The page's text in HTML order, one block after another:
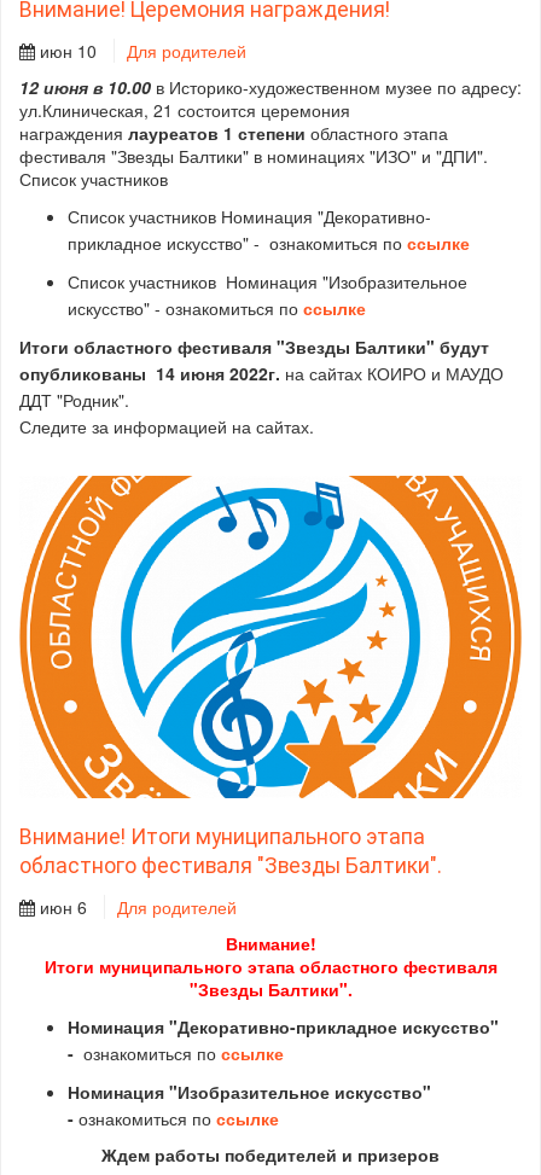
Внимание! Церемония награждения!
июн 10
Для родителей
12 июня в 10.00 в Историко-художественном музее по адресу:
ул.Клиническая, 21 состоится церемония
награждения лауреатов 1 степени областного этапа
фестиваля "Звезды Балтики" в номинациях "ИЗО" и "ДПИ".
Список участников
Список участников Номинация "Декоративно-
прикладное искусство" - ознакомиться по ссылке
Список участников Номинация "Изобразительное
искусство" - ознакомиться по ссылке
Итоги областного фестиваля "Звезды Балтики" будут
опубликованы 14 июня 2022г. на сайтах КОИРО и МАУДО
ДДТ "Родник".
Следите за информацией на сайтах.
Внимание! Итоги муниципального этапа
областного фестиваля "Звезды Балтики".
июн 6
Для родителей
Внимание!
Итоги муниципального этапа областного фестиваля
"Звезды Балтики".
Номинация "Декоративно-прикладное искусство"
- ознакомиться по ссылке
Номинация "Изобразительное искусство"
- ознакомиться по ссылке
Ждем работы победителей и призеров